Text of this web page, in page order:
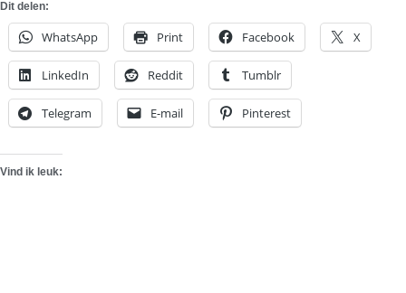
Dit delen:
WhatsApp Print Facebook X
LinkedIn Reddit Tumblr
Telegram E-mail Pinterest
Vind ik leuk: